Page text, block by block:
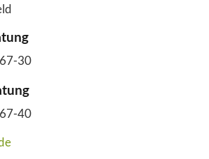
30
40